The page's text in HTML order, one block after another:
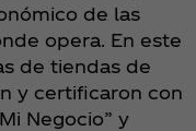
de las
opera. En este
de tiendas de
y certificaron con
Negocio” y